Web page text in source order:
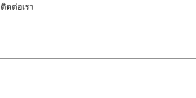
ติดต่อเรา